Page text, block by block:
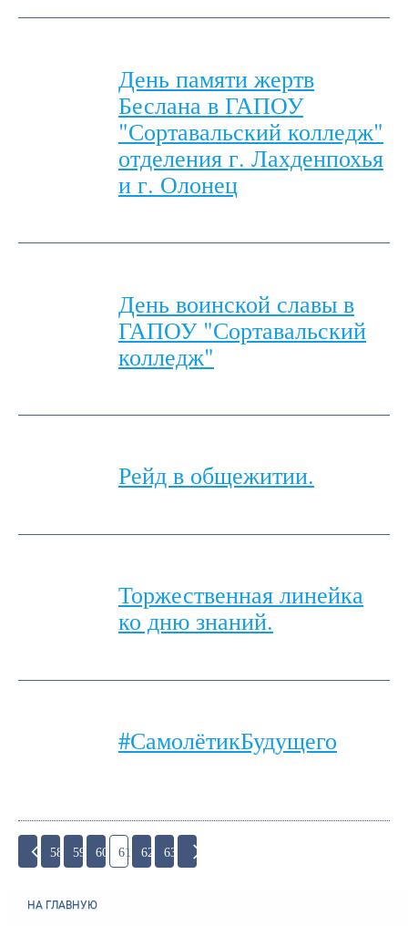
День памяти жертв
Беслана в ГАПОУ
"Сортавальский колледж"
отделения г. Лахденпохья
и г. Олонец
День воинской славы в
ГАПОУ "Сортавальский
колледж"
Рейд в общежитии.
Торжественная линейка
ко дню знаний.
#СамолётикБудущего
58 59 60 61 62 63
НА ГЛАВНУЮ